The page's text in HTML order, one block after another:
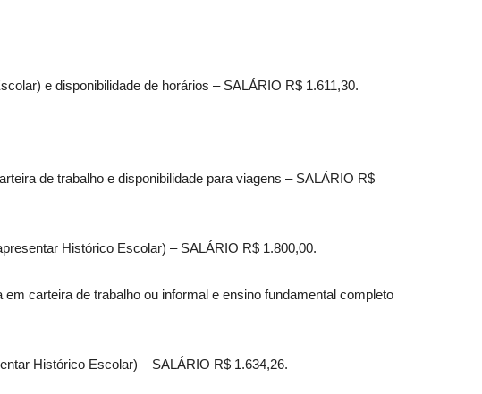
e disponibilidade de horários – SALÁRIO R$ 1.611,30.
de trabalho e disponibilidade para viagens – SALÁRIO R$
Histórico Escolar) – SALÁRIO R$ 1.800,00.
carteira de trabalho ou informal e ensino fundamental completo
Histórico Escolar) – SALÁRIO R$ 1.634,26.